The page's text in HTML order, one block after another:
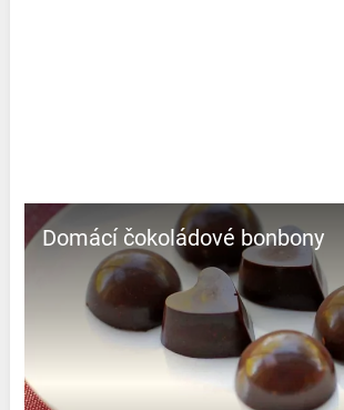
Domácí čokoládové bonbony